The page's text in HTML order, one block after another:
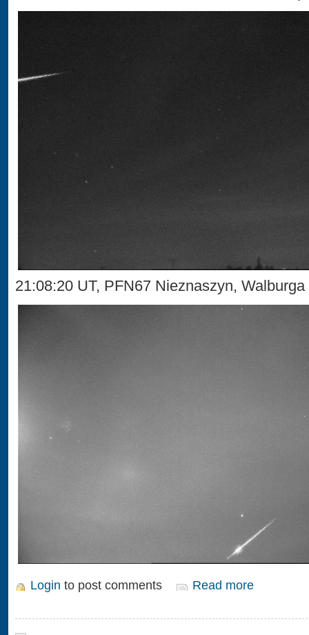
21:08:20 UT, PFN67 Nieznaszyn,
Login to post comments Read more